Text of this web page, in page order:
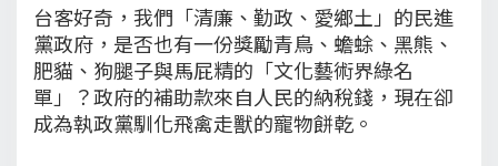
台客好奇，我們「清廉、勤政、愛鄉土」的民進
黨政府，是否也有一份獎勵青鳥、蟾蜍、黑熊、
肥貓、狗腿子與馬屁精的「文化藝術界綠名
單」？政府的補助款來自人民的納稅錢，現在卻
成為執政黨馴化飛禽走獸的寵物餅乾。